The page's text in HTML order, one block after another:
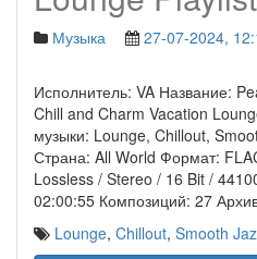
Музыка 27-07-2024,
Исполнитель: VA Название:
Chill and Charm Vacation
музыки: Lounge, Chillout,
Страна: All World Формат:
Lossless / Stereo / 16 Bit /
02:00:55 Композиций: 27
Lounge, Chillout, Smooth